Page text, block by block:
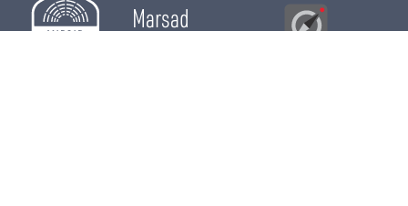
Marsad